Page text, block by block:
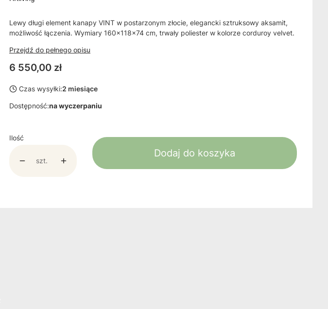
Lewy długi element kanapy VINT w postarzonym złocie, elegancki sztruksowy aksamit,
możliwość łączenia. Wymiary 160x118x74 cm, trwały poliester w kolorze corduroy velvet.
Przejdź do pełnego opisu
Cena
6 550,00 zł
Czas wysyłki:2 miesiące
Dostępność:na wyczerpaniu
Ilość
szt.
Dodaj do koszyka